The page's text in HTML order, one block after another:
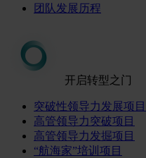
团队发展历程
开启转型之门
突破性领导力发展项目
高管领导力突破项目
高管领导力发掘项目
“航海家”培训项目